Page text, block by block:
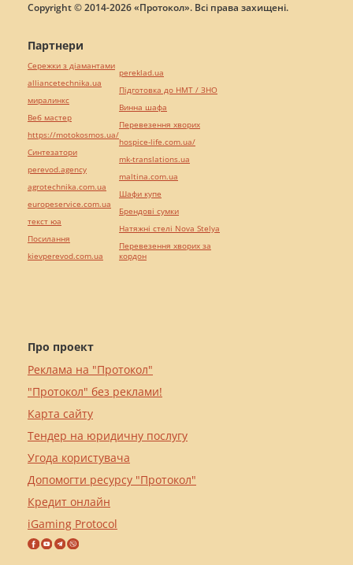
Copyright © 2014-2026 «Протокол». Всі права захищені.
Про проект
Реклама на "Протокол"
"Протокол" без реклами!
Карта сайту
Тендер на юридичну послугу
Угода користувача
Допомогти ресурсу "Протокол"
Кредит онлайн
iGaming Protocol
Партнери
Сережки з діамантами
alliancetechnika.ua
миралинкс
Веб мастер
https://motokosmos.ua/
Синтезатори
perevod.agency
agrotechnika.com.ua
europeservice.com.ua
текст юа
Посилання
kievperevod.com.ua
pereklad.ua
Підготовка до НМТ / ЗНО
Винна шафа
Перевезення хворих
hospice-life.com.ua/
mk-translations.ua
maltina.com.ua
Шафи купе
Брендові сумки
Натяжні стелі Nova Stelya
Перевезення хворих за
кордон